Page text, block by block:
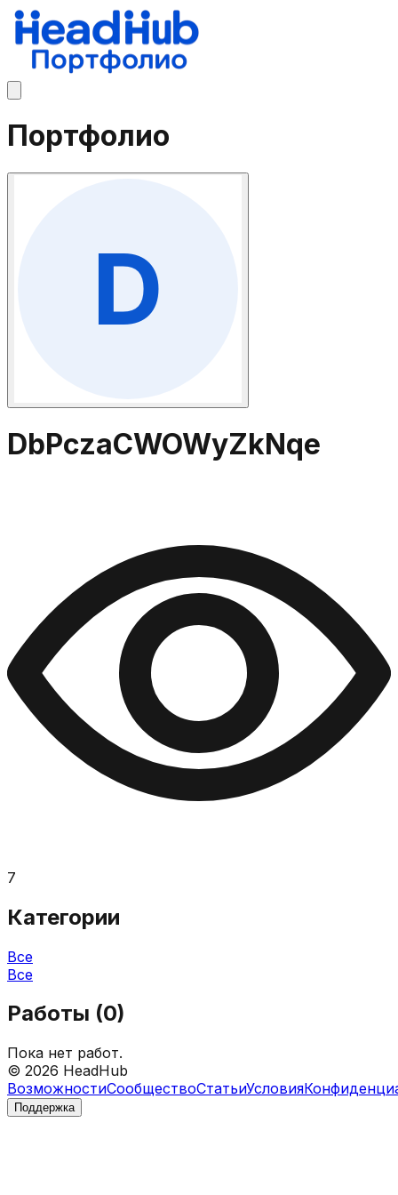
Портфолио
DbPczaCWOWyZkNqe
7
Категории
Все
Все
Работы (0)
Пока нет работ.
© 2026 HeadHub
ВозможностиСообществоСтатьиУсловия
Поддержка